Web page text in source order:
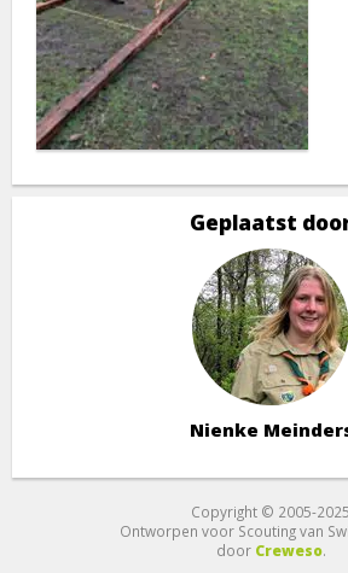
Geplaatst
Nienke
Copyright © 2005-2025
Ontworpen voor Scouting van
door Creweso.